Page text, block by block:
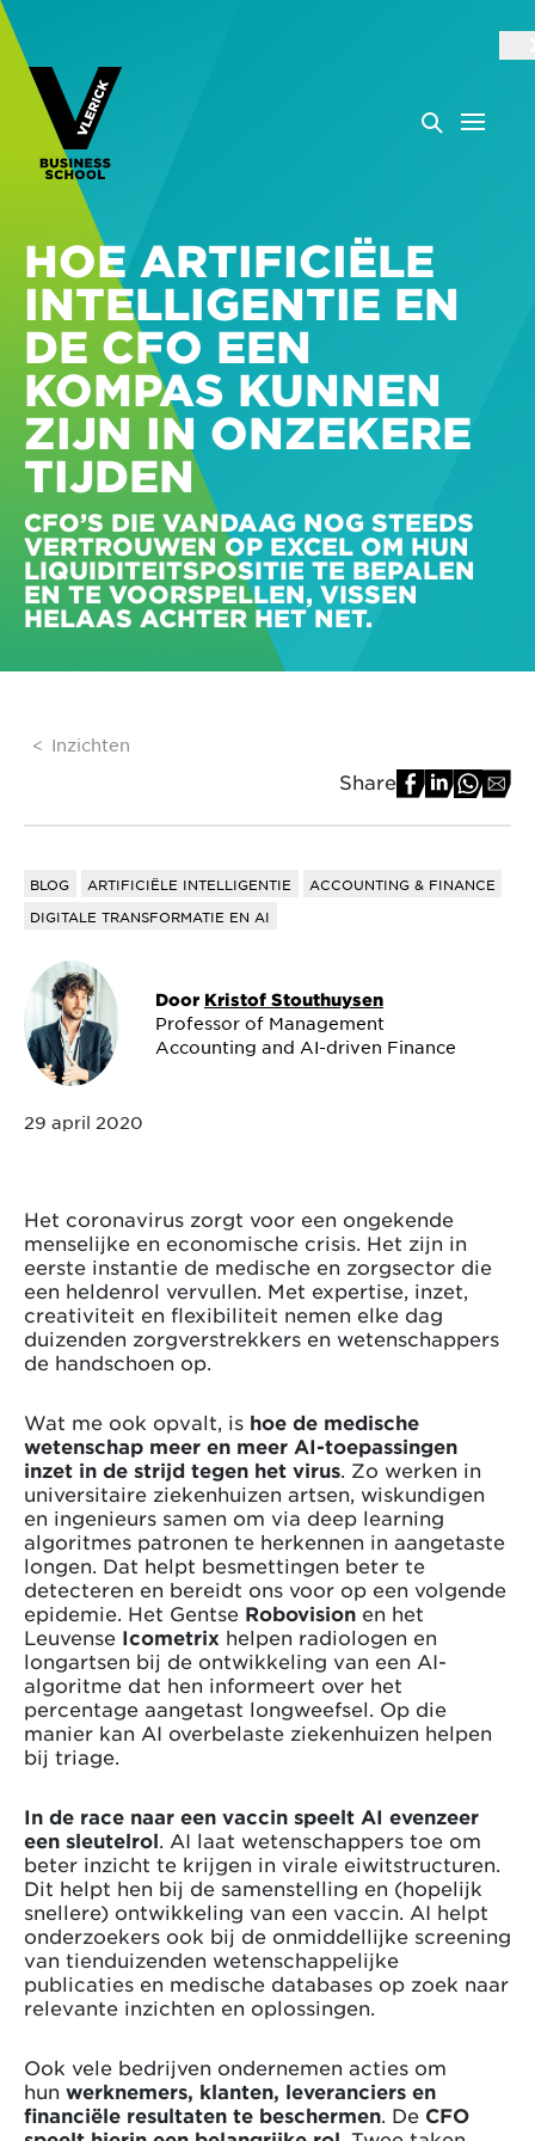
HOE ARTIFICIËLE
INTELLIGENTIE EN
DE CFO EEN
KOMPAS KUNNEN
ZIJN IN ONZEKERE
TIJDEN
CFO’S DIE VANDAAG NOG STEEDS
VERTROUWEN OP EXCEL OM HUN
LIQUIDITEITSPOSITIE TE BEPALEN
EN TE VOORSPELLEN, VISSEN
HELAAS ACHTER HET NET.
Inzichten
Share
BLOG ARTIFICIËLE INTELLIGENTIE
ACCOUNTING & FINANCE
DIGITALE TRANSFORMATIE EN AI
Door Kristof Stouthuysen
Professor of Management
Accounting and AI-driven Finance
29 april 2020
Het coronavirus zorgt voor een ongekende
menselijke en economische crisis. Het zijn in
eerste instantie de medische en zorgsector die
een heldenrol vervullen. Met expertise, inzet,
creativiteit en flexibiliteit nemen elke dag
duizenden zorgverstrekkers en wetenschappers
de handschoen op.
Wat me ook opvalt, is hoe de medische
wetenschap meer en meer AI-toepassingen
inzet in de strijd tegen het virus . Zo werken in
universitaire ziekenhuizen artsen, wiskundigen
en ingenieurs samen om via deep learning
algoritmes patronen te herkennen in aangetaste
longen. Dat helpt besmettingen beter te
detecteren en bereidt ons voor op een volgende
epidemie. Het Gentse Robovision en het
Leuvense Icometrix helpen radiologen en
longartsen bij de ontwikkeling van een AI-
algoritme dat hen informeert over het
percentage aangetast longweefsel. Op die
manier kan AI overbelaste ziekenhuizen helpen
bij triage.
In de race naar een vaccin speelt AI evenzeer
een sleutelrol . AI laat wetenschappers toe om
beter inzicht te krijgen in virale eiwitstructuren.
Dit helpt hen bij de samenstelling en (hopelijk
snellere) ontwikkeling van een vaccin. AI helpt
onderzoekers ook bij de onmiddellijke screening
van tienduizenden wetenschappelijke
publicaties en medische databases op zoek naar
relevante inzichten en oplossingen.
Ook vele bedrijven ondernemen acties om
hun werknemers, klanten, leveranciers en
financiële resultaten te beschermen . De CFO